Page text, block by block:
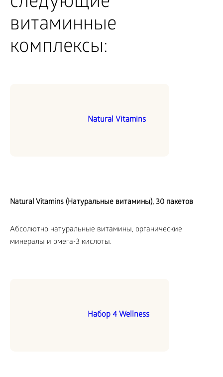
витаминные
комплексы:
Natural Vitamins
Natural Vitamins (Натуральные витамины), 30 пакетов
Абсолютно натуральные витамины, органические
минералы и омега-3 кислоты.
Набор 4 Wellness